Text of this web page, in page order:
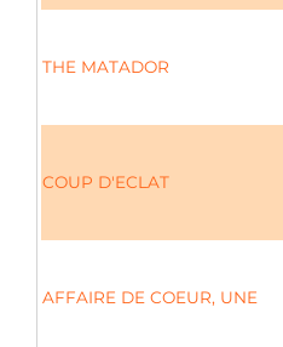
THE MATADOR
COUP D'ECLAT
AFFAIRE DE COEUR, UNE